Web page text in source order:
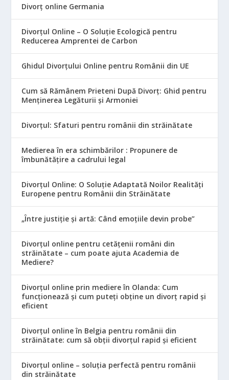
Divorț online Germania
Divorțul Online – O Soluție Ecologică pentru
Reducerea Amprentei de Carbon
Ghidul Divorțului Online pentru Românii din UE
Cum să Rămânem Prieteni După Divorț: Ghid pentru
Menținerea Legăturii și Armoniei
Divorțul: Sfaturi pentru românii din străinătate
Medierea în era schimbărilor : Propunere de
îmbunătățire a cadrului legal
Divorțul Online: O Soluție Adaptată Noilor Realități
Europene pentru Românii din Străinătate
„Între justiție și artă: Când emoțiile devin probe”
Divorțul online pentru cetățenii români din
străinătate – cum poate ajuta Academia de
Mediere?
Divorțul online prin mediere în Olanda: Cum
funcționează și cum puteți obține un divorț rapid și
eficient
Divorțul online în Belgia pentru românii din
străinătate: cum să obții divorțul rapid și eficient
Divorțul online – soluția perfectă pentru românii
din străinătate